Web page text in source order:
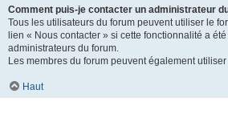
Comment puis-je contacter un administrateur
Tous les utilisateurs du forum peuvent utiliser le
lien « Nous contacter » si cette fonctionnalité a
administrateurs du forum.
Les membres du forum peuvent également
Haut